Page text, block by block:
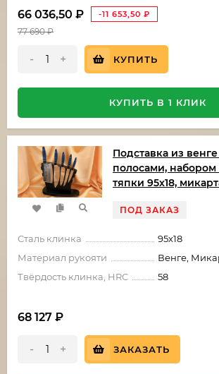
66 036,50 ₽ -11 653,50 ₽
77 690₽
- + КУПИТЬ
КУПИТЬ В 1 КЛИК
Подставка из
полосами,
тяпки 95х18,
ПОД ЗАКАЗ
Сталь клинка
95х18
Материал рукояти
Венге,
Твёрдость клинка, HRC
58
68 127 ₽
- + ЗАКАЗАТЬ